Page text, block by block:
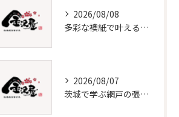
2026/08/08
多彩な襖紙で叶える理想の張替え術
2026/08/07
茨城で学ぶ網戸の張替えと保守法